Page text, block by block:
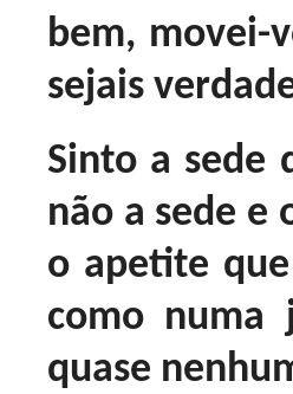
bem, movei-
sejais
Sinto a sede
não a sede e
o apetite
como numa
quase